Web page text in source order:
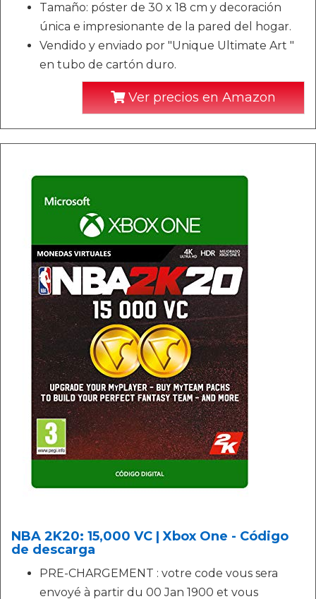
Tamaño: póster de 30 x 18 cm y decoración
única e impresionante de la pared del hogar.
Vendido y enviado por "Unique Ultimate Art "
en tubo de cartón duro.
Ver precios en Amazon
NBA 2K20: 15,000 VC | Xbox One - Código
de descarga
PRE-CHARGEMENT : votre code vous sera
envoyé à partir du 00 Jan 1900 et vous